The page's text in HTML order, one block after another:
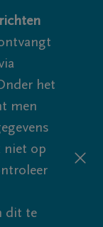
het
men
niet op
dit te